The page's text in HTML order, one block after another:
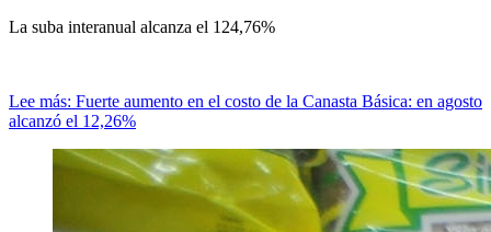
La suba interanual alcanza el 124,76%
Lee más: Fuerte aumento en el costo de la Canasta Básica: en agosto
alcanzó el 12,26%